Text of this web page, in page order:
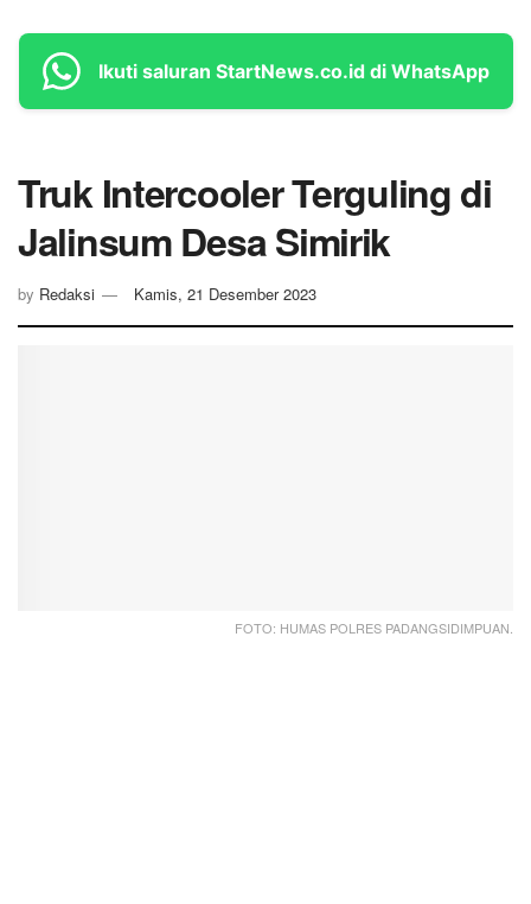
Ikuti saluran StartNews.co.id di WhatsApp
Truk Intercooler Terguling di
Jalinsum Desa Simirik
by Redaksi Kamis, 21 Desember 2023
FOTO: HUMAS POLRES PADANGSIDIMPUAN.